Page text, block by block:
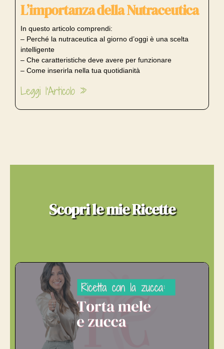
L’importanza della Nutraceutica
In questo articolo comprendi:
– Perché la nutraceutica al giorno d’oggi è una scelta
intelligente
– Che caratteristiche deve avere per funzionare
– Come inserirla nella tua quotidianità
Leggi l'Articolo »
Scopri le mie Ricette